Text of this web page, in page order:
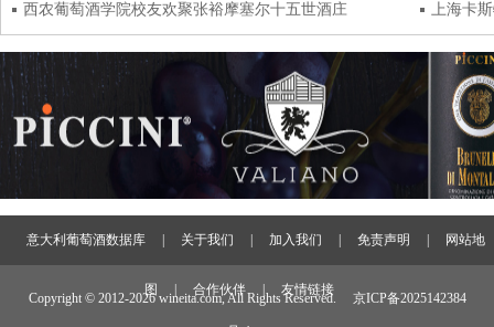
西农葡萄酒学院校友欢聚张裕摩塞尔十五世酒庄
上海卡
意大利葡萄酒数据库 关于我们 加入我们 免责声明 网站地
图 合作伙伴 友情链接
Copyright © 2012-2026 wineita.com, All Rights Reserved. 京ICP备2025142384